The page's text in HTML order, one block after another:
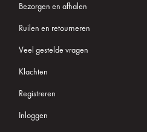
Bezorgen en afhalen
Ruilen en retourneren
Veel gestelde vragen
Klachten
Registreren
Inloggen